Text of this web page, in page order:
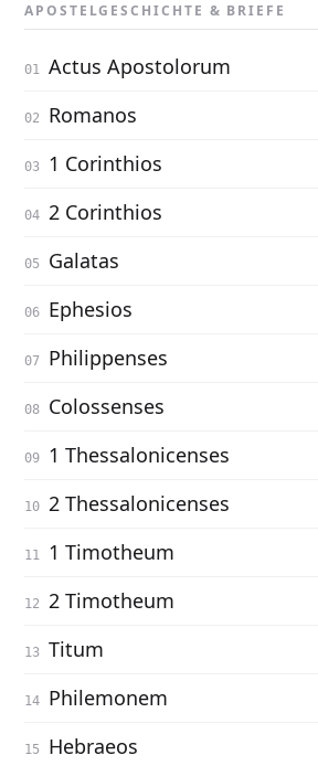
APOSTELGESCHICHTE & BRIEFE
Actus Apostolorum
Romanos
1 Corinthios
2 Corinthios
Galatas
Ephesios
Philippenses
Colossenses
1 Thessalonicenses
2 Thessalonicenses
1 Timotheum
2 Timotheum
Titum
Philemonem
Hebraeos